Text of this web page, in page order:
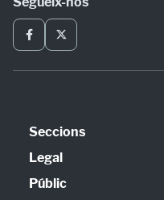
Seccions
Política
Opinió
Legal
Avís legal
Públic